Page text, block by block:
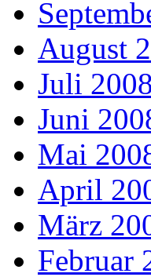
August
Juli 2008
Juni
Mai
April
März
Februar